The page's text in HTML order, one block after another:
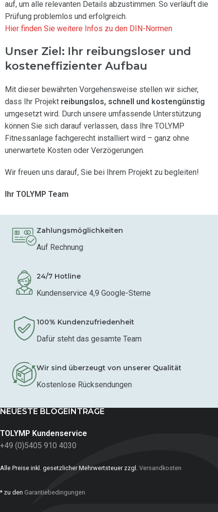
auf, um alle relevanten Details abzustimmen. So verläuft die
Prüfung problemlos und erfolgreich.
Hier finden Sie weitere Infos zu den DIN-Normen
Unser Ziel: Ihr reibungsloser und
kosteneffizienter Aufbau
Mit dieser bewährten Vorgehensweise stellen wir sicher,
dass Ihr Projekt reibungslos, schnell und kostengünstig
umgesetzt wird. Durch unsere umfassende Unterstützung
können Sie sich darauf verlassen, dass Ihre TOLYMP
Fitnessanlage fachgerecht installiert wird – ganz ohne
unerwartete Kosten oder Verzögerungen.
Wir freuen uns darauf, Sie bei Ihrem Projekt zu begleiten!
Ihr TOLYMP Team
Zahlungsmöglichkeiten
Auf Rechnung
24/7 Hotline
Kundenservice 4,9 Google-Sterne
100% Kundenzufriedenheit
Dafür steht das gesamte Team
Wir sind überzeugt von unserer Qualität
Kostenlose Rücksendungen
NEUESTE BLOGEINTRÄGE
TOLYMP Kundenservice
+49 (0)5405 910 4030
Alle Preise inkl. gesetzlicher Mehrwertsteuer zzgl. Versandkosten
* zu den Garantiebedingungen